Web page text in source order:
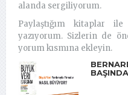
alanda sergiliyorum.
Paylaştığım kitaplar
yazıyorum. Sizlerin de
yorum kısmına ekleyin.
BAŞINDA